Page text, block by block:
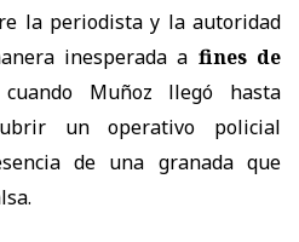
la periodista y la autoridad
inesperada a fines de
Muñoz llegó hasta
un operativo policial
de una granada que